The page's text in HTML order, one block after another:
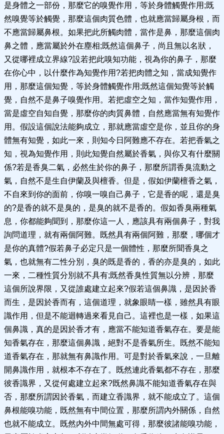
是身體之一部份，那麼它的嗅覺作用，等於身體觸覺作用;既
然嗅覺等於觸覺，那麼這個肉質色體，也就應當歸屬身根，而
不應當歸屬鼻根。如果把此所觸肉體，當作是鼻，那麼這個肉
鼻之體，應當屬於外在塵相;既然這個鼻子，尚且無以名狀，
又從哪裡成立界線?設若把此嗅知功能，視為你的鼻子，那麼
在你心中，以什麼作為知覺作用?若把肉體之知，當成知覺作
用，那麼這個知覺，等於身體觸覺作用;既然這個知覺等於觸
覺，自然不是鼻子嗅覺作用。若把虛空之知，當作知覺作用，
當是虛空自知自覺，那麼你的肉質鼻體，自然應當無有知覺作
用。假設這個說法能夠成立，那就應當虛空是你，並且你的身
體無有知覺，如此一來，則知今日阿難應不存在。若把香氣之
知，視為知覺作用，則此知覺自然屬於香氣，與你又有什麼關
係?若是香臭二氣，必然生於你的鼻子，那麼所謂香臭流動之
氣，自然不是生自伊蘭及與檀香。但是，假如伊蘭檀香之氣，
不自來到你的面前，你嗅一嗅自己鼻子，它是香的呢，還是臭
的?是香的就不是臭的，是臭的就不是香的。假如香臭兩種氣
息，你都能夠聞到，那麼你這一人，應該具有兩個鼻子，對我
詢問道理，就有兩個阿難。既然具有兩個阿難，那麼，哪個才
是你的真體?假若鼻子必定只是一個體性，那麼所聞香臭之
氣，也就無有二性分別，臭的既是香的，香的亦是臭的，如此
一來，二種性質分別就不具有;既然香臭性質無以分辨，那麼
這個所說界限，又從誰處建立起來?假若這個鼻識，是因於香
而生，是因於香而有，這個道理，就象眼睛一樣，雖然具有眼
識作用，但是不能迴轉過來看見自己。這裡也是一樣，如果這
個鼻識，真的是因於香才有，應當不能知道香氣存在。要是能
知香氣存在，那麼這個鼻識，絕對不是香氣所生。既然不能知
道香氣存在，那就無有鼻識作用。可是對於香氣來說，一旦離
開鼻識作用，就根本不存在了。既然連此香氣都不存在，那麼
彼香識界，又從何處建立起來?既然鼻識不能知道香氣存在與
否，那麼所謂因於香氣，而建立香識界，就不能成立了。這個
鼻根能嗅功能，既然無有中間位置，那麼所謂內外關係，自然
也就不能成立。既然內外中間無處可得，那麼彼諸能嗅功能，